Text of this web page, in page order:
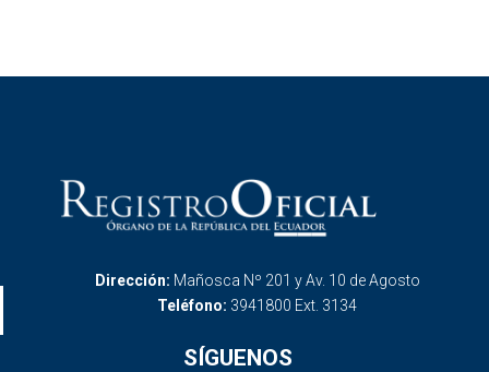
Dirección: Mañosca Nº 201 y Av. 10 de Agosto
Teléfono: 3941800 Ext. 3134
SÍGUENOS